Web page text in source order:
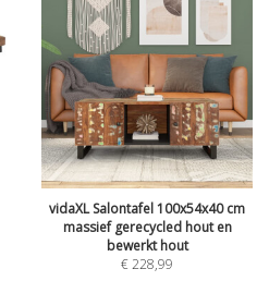
vidaXL Salontafel 100x54x40 cm
massief gerecycled hout en
bewerkt hout
€228,99